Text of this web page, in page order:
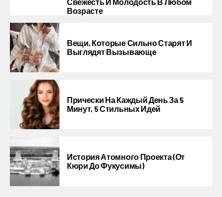
Возрасте
Вещи, Которые Сильно Старят И
Выглядят Вызывающе
Прически На Каждый День За 5
Минут, 5 Стильных Идей
История Атомного Проекта (от
Кюри До Фукусимы)